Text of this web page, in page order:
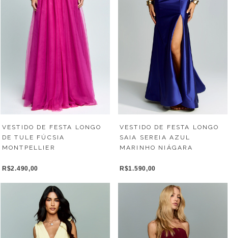
VESTIDO DE FESTA LONGO
DE TULE FÚCSIA
MONTPELLIER
R$2.490,00
VESTIDO DE FESTA LONGO
SAIA SEREIA AZUL
MARINHO NIÁGARA
R$1.590,00